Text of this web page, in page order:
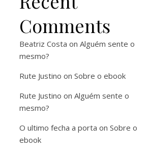
Comments
Beatriz Costa on Alguém sente o
mesmo?
Rute Justino on Sobre o ebook
Rute Justino on Alguém sente o
mesmo?
O ultimo fecha a porta on Sobre o
ebook